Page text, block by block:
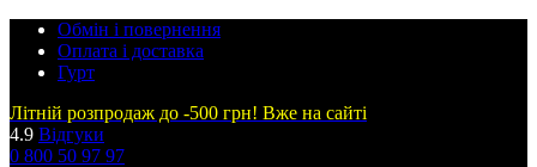
Обмін і повернення
Оплата і доставка
Гурт
Літній розпродаж до -500 грн! Вже на сайті
4.9 Відгуки
0 800 50 97 97